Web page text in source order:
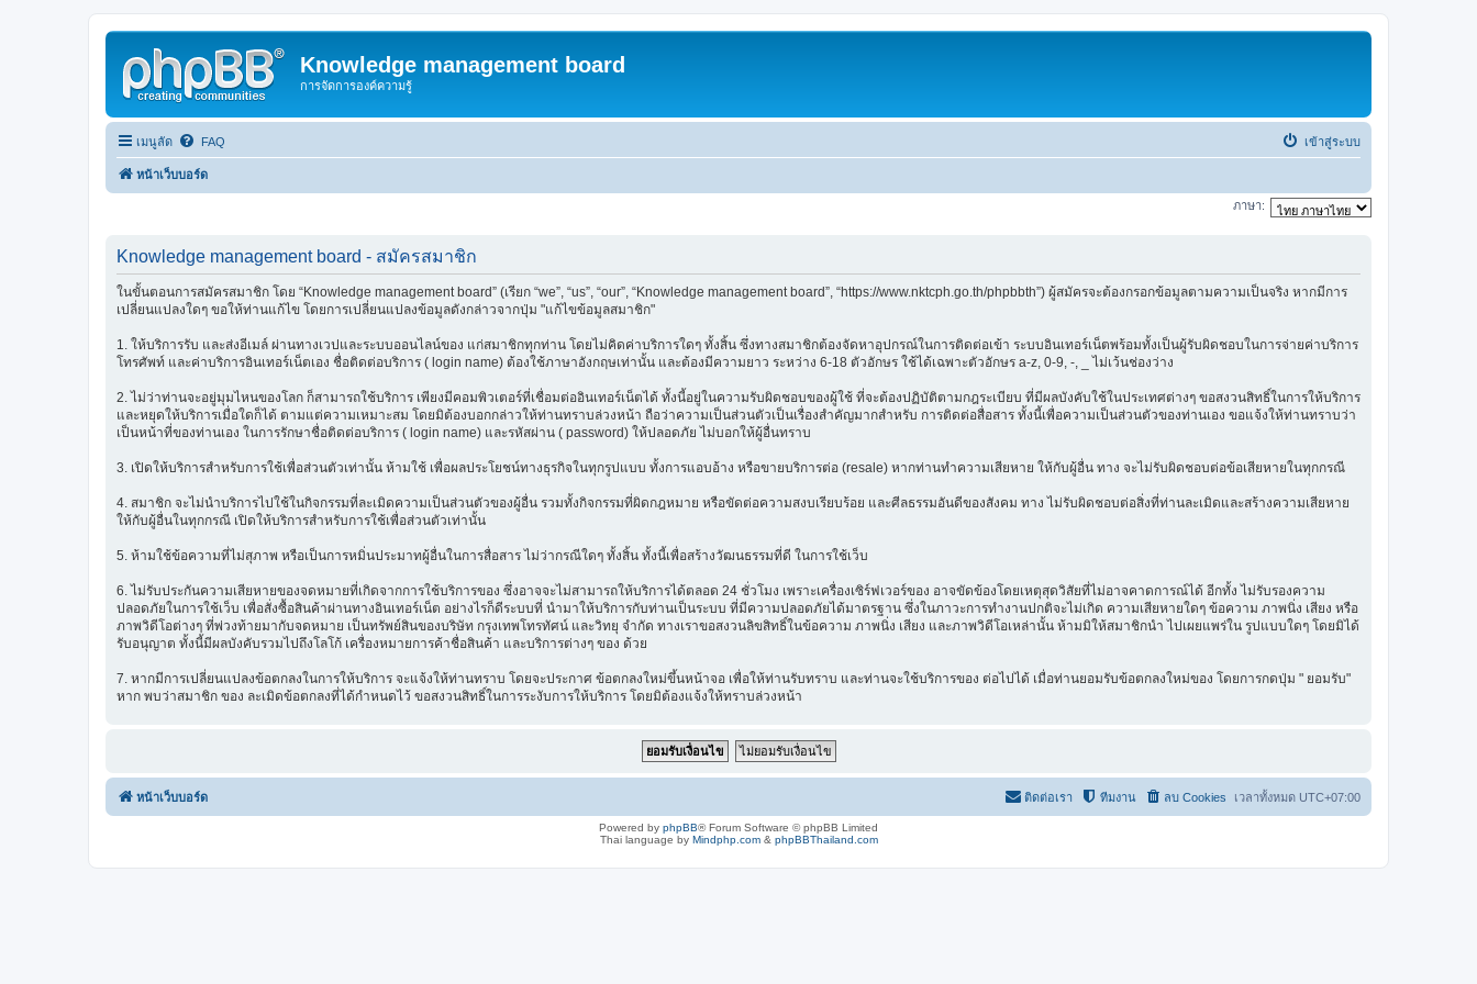
Knowledge management board
การจัดการองค์ความรู้
เมนูลัด FAQ เข้าสู่ระบบ
หน้าเว็บบอร์ด
ภาษา:
Knowledge management board - สมัครสมาชิก
ในขั้นตอนการสมัครสมาชิก โดย “Knowledge management board” (เรียก “we”, “us”, “our”, “Knowledge management board”, “https://www.nktcph.go.th/phpbbth”) ผู้สมัครจะต้องกรอกข้อมูลตามความเป็นจริง หากมีการ
เปลี่ยนแปลงใดๆ ขอให้ท่านแก้ไข โดยการเปลี่ยนแปลงข้อมูลดังกล่าวจากปุ่ม "แก้ไขข้อมูลสมาชิก"
1. ให้บริการรับ และส่งอีเมล์ ผ่านทางเวปและระบบออนไลน์ของ แก่สมาชิกทุกท่าน โดยไม่คิดค่าบริการใดๆ ทั้งสิ้น ซึ่งทางสมาชิกต้องจัดหาอุปกรณ์ในการติดต่อเข้า ระบบอินเทอร์เน็ตพร้อมทั้งเป็นผู้รับผิดชอบในการจ่ายค่าบริการ
โทรศัพท์ และค่าบริการอินเทอร์เน็ตเอง ชื่อติดต่อบริการ ( login name) ต้องใช้ภาษาอังกฤษเท่านั้น และต้องมีความยาว ระหว่าง 6-18 ตัวอักษร ใช้ได้เฉพาะตัวอักษร a-z, 0-9, -, _ ไม่เว้นช่องว่าง
2. ไม่ว่าท่านจะอยู่มุมไหนของโลก ก็สามารถใช้บริการ เพียงมีคอมพิวเตอร์ที่เชื่อมต่ออินเทอร์เน็ตได้ ทั้งนี้อยู่ในความรับผิดชอบของผู้ใช้ ที่จะต้องปฏิบัติตามกฎระเบียบ ที่มีผลบังคับใช้ในประเทศต่างๆ ขอสงวนสิทธิ์ในการให้บริการ
และหยุดให้บริการเมื่อใดก็ได้ ตามแต่ความเหมาะสม โดยมิต้องบอกกล่าวให้ท่านทราบล่วงหน้า ถือว่าความเป็นส่วนตัวเป็นเรื่องสำคัญมากสำหรับ การติดต่อสื่อสาร ทั้งนี้เพื่อความเป็นส่วนตัวของท่านเอง ขอแจ้งให้ท่านทราบว่า
เป็นหน้าที่ของท่านเอง ในการรักษาชื่อติดต่อบริการ ( login name) และรหัสผ่าน ( password) ให้ปลอดภัย ไม่บอกให้ผู้อื่นทราบ
3. เปิดให้บริการสำหรับการใช้เพื่อส่วนตัวเท่านั้น ห้ามใช้ เพื่อผลประโยชน์ทางธุรกิจในทุกรูปแบบ ทั้งการแอบอ้าง หรือขายบริการต่อ (resale) หากท่านทำความเสียหาย ให้กับผู้อื่น ทาง จะไม่รับผิดชอบต่อข้อเสียหายในทุกกรณี
4. สมาชิก จะไม่นำบริการไปใช้ในกิจกรรมที่ละเมิดความเป็นส่วนตัวของผู้อื่น รวมทั้งกิจกรรมที่ผิดกฎหมาย หรือขัดต่อความสงบเรียบร้อย และศีลธรรมอันดีของสังคม ทาง ไม่รับผิดชอบต่อสิ่งที่ท่านละเมิดและสร้างความเสียหาย
ให้กับผู้อื่นในทุกกรณี เปิดให้บริการสำหรับการใช้เพื่อส่วนตัวเท่านั้น
5. ห้ามใช้ข้อความที่ไม่สุภาพ หรือเป็นการหมิ่นประมาทผู้อื่นในการสื่อสาร ไม่ว่ากรณีใดๆ ทั้งสิ้น ทั้งนี้เพื่อสร้างวัฒนธรรมที่ดี ในการใช้เว็บ
6. ไม่รับประกันความเสียหายของจดหมายที่เกิดจากการใช้บริการของ ซึ่งอาจจะไม่สามารถให้บริการได้ตลอด 24 ชั่วโมง เพราะเครื่องเซิร์ฟเวอร์ของ อาจขัดข้องโดยเหตุสุดวิสัยที่ไม่อาจคาดการณ์ได้ อีกทั้ง ไม่รับรองความ
ปลอดภัยในการใช้เว็บ เพื่อสั่งซื้อสินค้าผ่านทางอินเทอร์เน็ต อย่างไรก็ดีระบบที่ นำมาให้บริการกับท่านเป็นระบบ ที่มีความปลอดภัยได้มาตรฐาน ซึ่งในภาวะการทำงานปกติจะไม่เกิด ความเสียหายใดๆ ข้อความ ภาพนิ่ง เสียง หรือ
ภาพวิดีโอต่างๆ ที่พ่วงท้ายมากับจดหมาย เป็นทรัพย์สินของบริษัท กรุงเทพโทรทัศน์ และวิทยุ จำกัด ทางเราขอสงวนลิขสิทธิ์ในข้อความ ภาพนิ่ง เสียง และภาพวิดีโอเหล่านั้น ห้ามมิให้สมาชิกนำ ไปเผยแพร่ใน รูปแบบใดๆ โดยมิได้
รับอนุญาต ทั้งนี้มีผลบังคับรวมไปถึงโลโก้ เครื่องหมายการค้าชื่อสินค้า และบริการต่างๆ ของ ด้วย
7. หากมีการเปลี่ยนแปลงข้อตกลงในการให้บริการ จะแจ้งให้ท่านทราบ โดยจะประกาศ ข้อตกลงใหม่ขึ้นหน้าจอ เพื่อให้ท่านรับทราบ และท่านจะใช้บริการของ ต่อไปได้ เมื่อท่านยอมรับข้อตกลงใหม่ของ โดยการกดปุ่ม " ยอมรับ"
หาก พบว่าสมาชิก ของ ละเมิดข้อตกลงที่ได้กำหนดไว้ ขอสงวนสิทธิ์ในการระงับการให้บริการ โดยมิต้องแจ้งให้ทราบล่วงหน้า
หน้าเว็บบอร์ด เวลาทั้งหมด UTC+07:00
ลบ Cookies
ทีมงาน
ติดต่อเรา
Powered by phpBB® Forum Software © phpBB Limited
Thai language by Mindphp.com& phpBBThailand.com